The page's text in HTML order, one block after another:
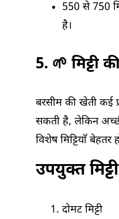
550 से 750
है।
5. 🌱 मिट्टी
बरसीम की खेती कई
सकती है, लेकिन
विशेष मिट्टियाँ बेहतर
उपयुक्त मिट्टी
दोमट मिट्टी